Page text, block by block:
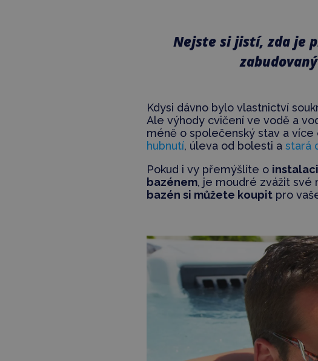
Nejste si jistí, zda je
Kdysi dávno bylo vlastnictví
Ale výhody cvičení ve vodě a
méně o společenský stav a více
hubnutí, úleva od bolesti a stará
Pokud i vy přemýšlíte o
bazénem, je moudré zvážit své
bazén si můžete koupitpro